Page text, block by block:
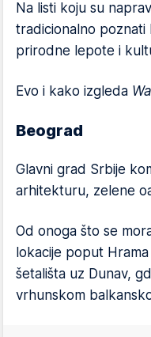
Na listi koju su
tradicionalno poznati
prirodne lepote i
Evo i kako izgleda
Beograd
Glavni grad Srbije
arhitekturu, zelene
Od onoga što se
lokacije poput
šetališta uz Dunav,
vrhunskom